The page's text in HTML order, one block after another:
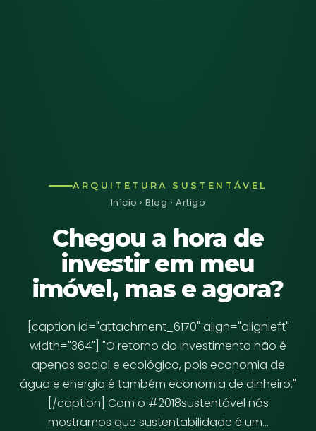
ARQUITETURA SUSTENTÁVEL
Início ›Blog › Artigo
Chegou a hora de
investir em meu
imóvel, mas e agora?
[caption id="attachment_6170" align="alignleft"
width="364"] "O retorno do investimento não é
apenas social e ecológico, pois economia de
água e energia é também economia de dinheiro."
[/caption] Com o #2018sustentável nós
mostramos que sustentabilidade é um…